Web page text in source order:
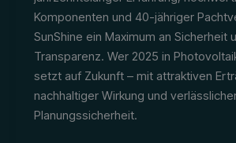
Komponenten und 40-jähriger
SunShine ein Maximum an Sicherheit
Transparenz. Wer 2025 in
setzt auf Zukunft – mit attraktiven
nachhaltiger Wirkung und
Planungssicherheit.